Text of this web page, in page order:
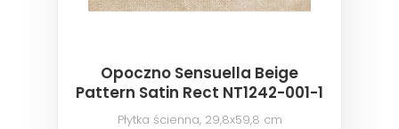
Opoczno Sensuella Beige
Pattern Satin Rect NT1242-001-1
Płytka ścienna, 29,8x59,8 cm